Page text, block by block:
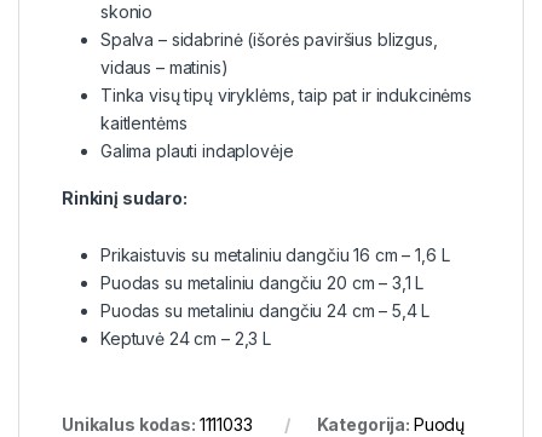
skonio
Spalva – sidabrinė (išorės paviršius blizgus,
vidaus – matinis)
Tinka visų tipų viryklėms, taip pat ir indukcinėms
kaitlentėms
Galima plauti indaplovėje
Rinkinį sudaro:
Prikaistuvis su metaliniu dangčiu 16 cm – 1,6 L
Puodas su metaliniu dangčiu 20 cm – 3,1 L
Puodas su metaliniu dangčiu 24 cm – 5,4 L
Keptuvė 24 cm – 2,3 L
Unikalus kodas: 1111033 Kategorija: Puodų